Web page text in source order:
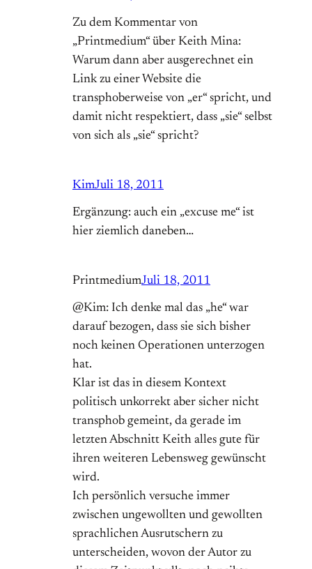
Zu dem Kommentar von
„Printmedium“ über Keith Mina:
Warum dann aber ausgerechnet ein
Link zu einer Website die
transphoberweise von „er“ spricht, und
damit nicht respektiert, dass „sie“ selbst
von sich als „sie“ spricht?
KimJuli 18, 2011
Ergänzung: auch ein „excuse me“ ist
hier ziemlich daneben…
PrintmediumJuli 18, 2011
@Kim: Ich denke mal das „he“ war
darauf bezogen, dass sie sich bisher
noch keinen Operationen unterzogen
hat.
Klar ist das in diesem Kontext
politisch unkorrekt aber sicher nicht
transphob gemeint, da gerade im
letzten Abschnitt Keith alles gute für
ihren weiteren Lebensweg gewünscht
wird.
Ich persönlich versuche immer
zwischen ungewollten und gewollten
sprachlichen Ausrutschern zu
unterscheiden, wovon der Autor zu